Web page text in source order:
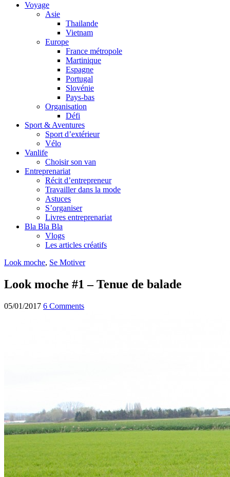
Voyage
Asie
Thailande
Vietnam
Europe
France métropole
Martinique
Espagne
Portugal
Slovénie
Pays-bas
Organisation
Défi
Sport & Aventures
Sport d’extérieur
Vélo
Vanlife
Choisir son van
Entreprenariat
Récit d’entrepreneur
Travailler dans la mode
Astuces
S’organiser
Livres entreprenariat
Bla Bla Bla
Vlogs
Les articles créatifs
Look moche, Se Motiver
Look moche #1 – Tenue de balade
05/01/2017 6 Comments